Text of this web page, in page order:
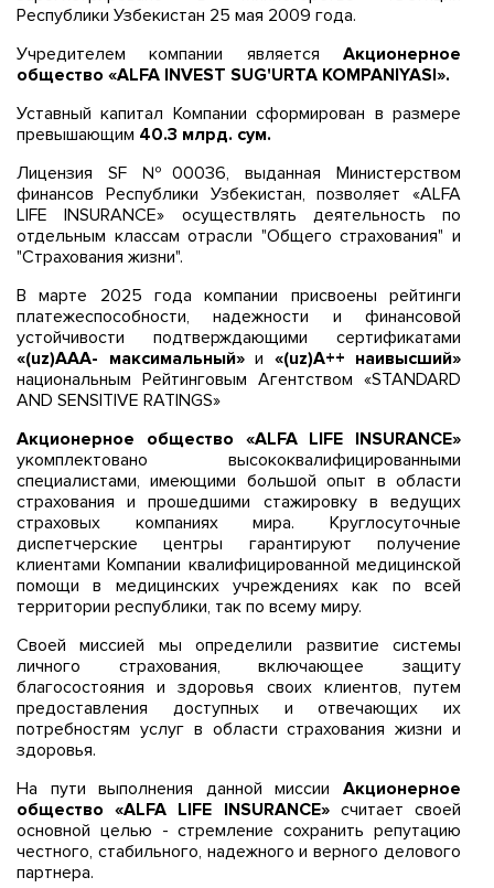
Республики Узбекистан 25 мая 2009 года.
Учредителем компании является Акционерное
общество «ALFA INVEST SUG'URTA KOMPANIYASI».
Уставный капитал Компании сформирован в размере
превышающим 40.3 млрд. сум.
Лицензия SF №00036, выданная Министерством
финансов Республики Узбекистан, позволяет «ALFA
LIFE INSURANCE» осуществлять деятельность по
отдельным классам отрасли "Общего страхования" и
"Страхования жизни".
В марте 2025 года компании присвоены рейтинги
платежеспособности, надежности и финансовой
устойчивости подтверждающими сертификатами
«(uz)AAA- максимальный»и «(uz)A++ наивысший»
национальным Рейтинговым Агентством «STANDARD
AND SENSITIVE RATINGS»
Акционерное общество «ALFA LIFE INSURANCE»
укомплектовано высококвалифицированными
специалистами, имеющими большой опыт в области
страхования и прошедшими стажировку в ведущих
страховых компаниях мира. Круглосуточные
диспетчерские центры гарантируют получение
клиентами Компании квалифицированной медицинской
помощи в медицинских учреждениях как по всей
территории республики, так по всему миру.
Своей миссией мы определили развитие системы
личного страхования, включающее защиту
благосостояния и здоровья своих клиентов, путем
предоставления доступных и отвечающих их
потребностям услуг в области страхования жизни и
здоровья.
На пути выполнения данной миссии Акционерное
общество «ALFA LIFE INSURANCE»считает своей
основной целью - стремление сохранить репутацию
честного, стабильного, надежного и верного делового
партнера.